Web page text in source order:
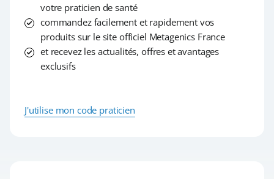
votre praticien de santé
commandez facilement et rapidement vos
produits sur le site officiel Metagenics France
et recevez les actualités, offres et avantages
exclusifs
J'utilise mon code praticien